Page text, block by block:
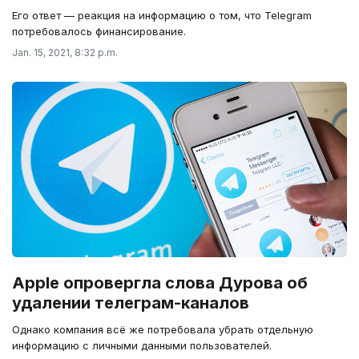
Его ответ — реакция на информацию о том, что Telegram
потребовалось финансирование.
Jan. 15, 2021, 8:32 p.m.
Apple опровергла слова Дурова об
удалении телеграм-каналов
Однако компания всё же потребовала убрать отдельную
информацию с личными данными пользователей.